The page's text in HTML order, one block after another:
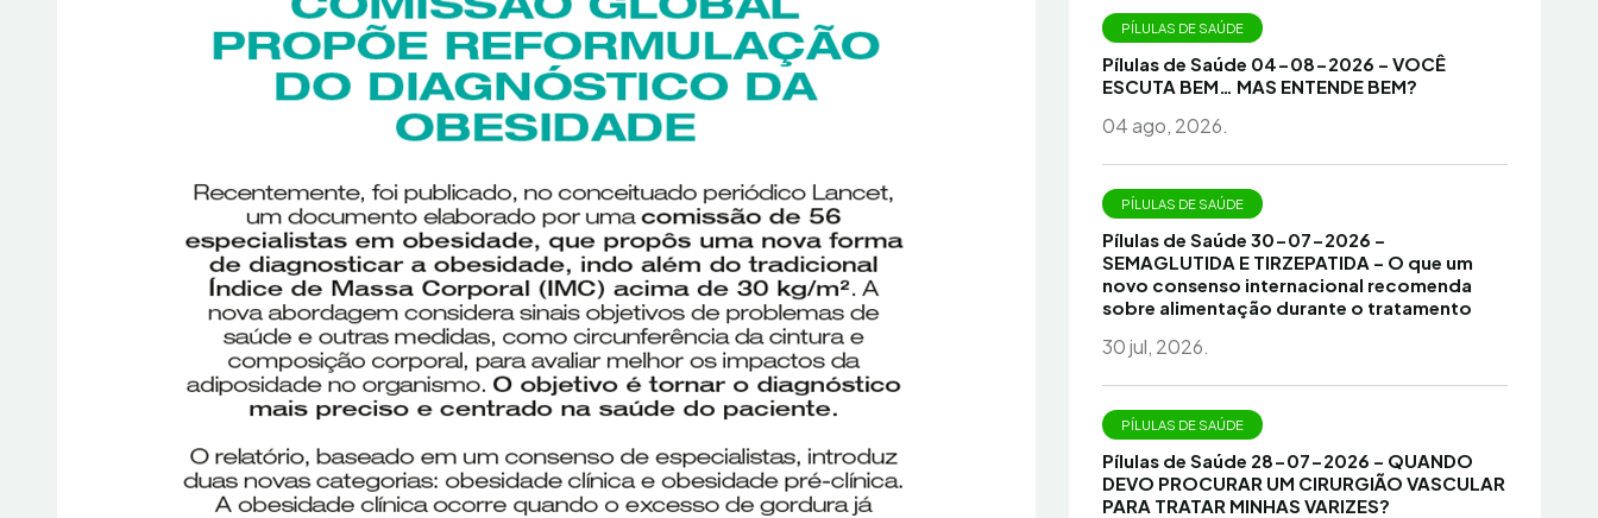
PÍLULAS DE SAÚDE
Pílulas de Saúde 04-08-2026 – VOCÊ
ESCUTA BEM… MAS ENTENDE BEM?
04 ago, 2026.
PÍLULAS DE SAÚDE
Pílulas de Saúde 30-07-2026 –
SEMAGLUTIDA E TIRZEPATIDA – O que um
novo consenso internacional recomenda
sobre alimentação durante o tratamento
30 jul, 2026.
PÍLULAS DE SAÚDE
Pílulas de Saúde 28-07-2026 – QUANDO
DEVO PROCURAR UM CIRURGIÃO VASCULAR
PARA TRATAR MINHAS VARIZES?